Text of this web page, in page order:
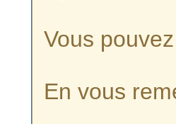
Vous
En vous